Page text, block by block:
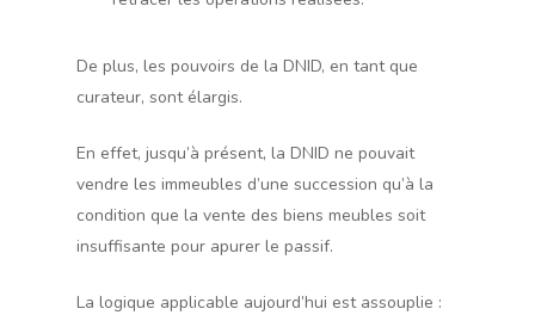
De plus, les pouvoirs de la DNID, en tant que
curateur, sont élargis.
En effet, jusqu’à présent, la DNID ne pouvait
vendre les immeubles d’une succession qu’à la
condition que la vente des biens meubles soit
insuffisante pour apurer le passif.
La logique applicable aujourd’hui est assouplie :